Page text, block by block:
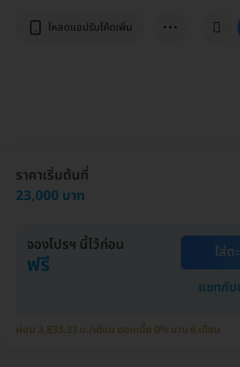
โหลดแอปรับโค้ดเพิ่ม ⋯
ราคาเริ่มต้นที่
23,000 บาท
จองโปรฯ นี้ไว้ก่อน
ฟรี
ใส่ต
แชทกั
ผ่อน 3,833.33 บ./เดือน ดอกเบี้ย 0% นาน 6 เดือน